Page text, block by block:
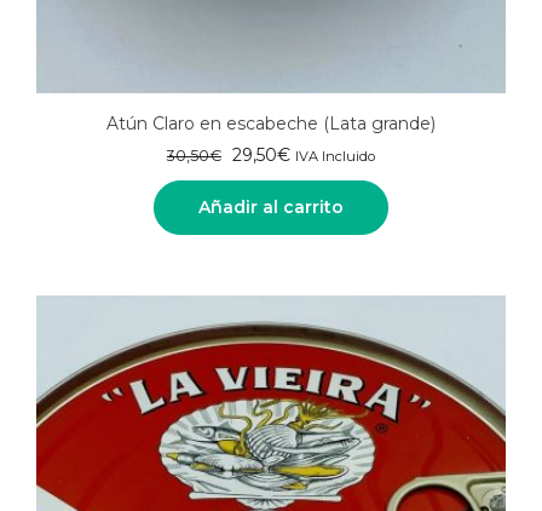
Atún Claro en escabeche (Lata grande)
30,50€ El
precio
original
era:
29,50€El
precio
actual
es:
IVA Incluido
Añadir al carrito